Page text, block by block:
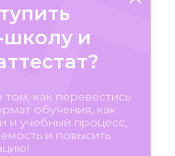
и
как перевестись
обучения, как
и учебный процесс,
и повысить